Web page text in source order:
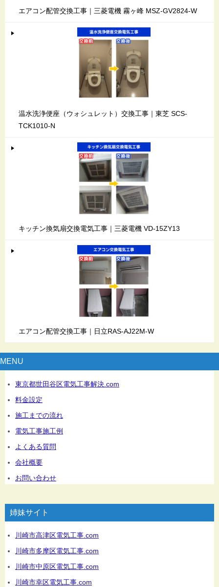
エアコン配管交換工事｜三菱電機 霧ヶ峰 MSZ-GV2824-W
温水洗浄便座（ウォシュレット）交換工事｜東芝 SCS-
TCK1010-N
キッチン換気扇交換電気工事｜三菱電機 VD-15ZY13
エアコン配管交換工事｜日立RAS-AJ22M-W
MENU
東京都世田谷区電気工事解決.com
料金設定
施工までの流れ
電気工事施工例
よくある質問
会社概要
お問い合わせ
姉妹サイト
川崎市高津区電気工事.com
川崎市多摩区電気工事.com
川崎市中原区電気工事.com
川崎市幸区電気工事.com